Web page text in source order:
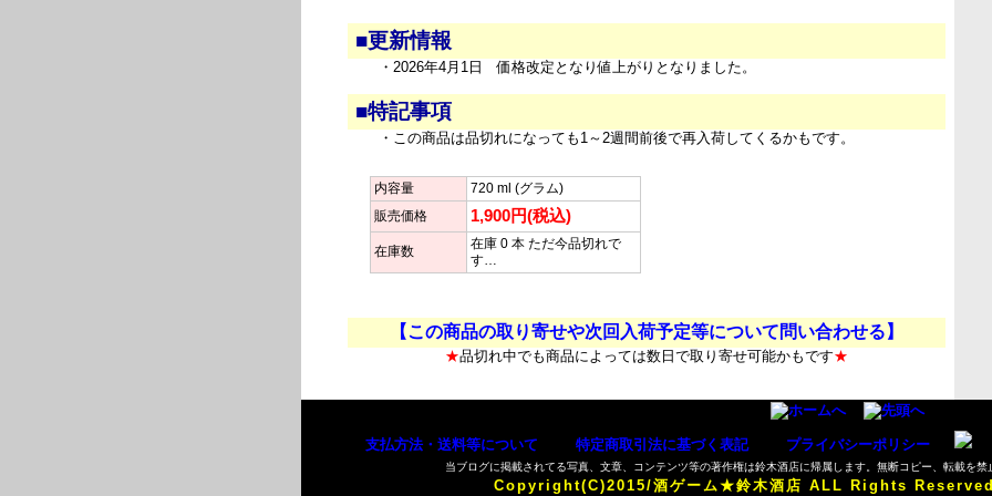
■更新情報
・2026年4月1日 価格改定となり値上がりとなりました。
■特記事項
・この商品は品切れになっても1～2週間前後で再入荷してくるかもです。
内容量 720 ml (グラム)
販売価格 1,900円(税込)
在庫数
在庫 0 本 ただ今品切れで
す…
【この商品の取り寄せや次回入荷予定等について問い合わせる】
★品切れ中でも商品によっては数日で取り寄せ可能かもです★
支払方法・送料等について 特定商取引法に基づく表記 プライバシーポリシー
当ブログに掲載されてる写真、文章、コンテンツ等の著作権は鈴木酒店に帰属します。無断コピー、転載を禁
Copyright(C)2015/酒ゲーム★鈴木酒店 ALL Rights Reserved